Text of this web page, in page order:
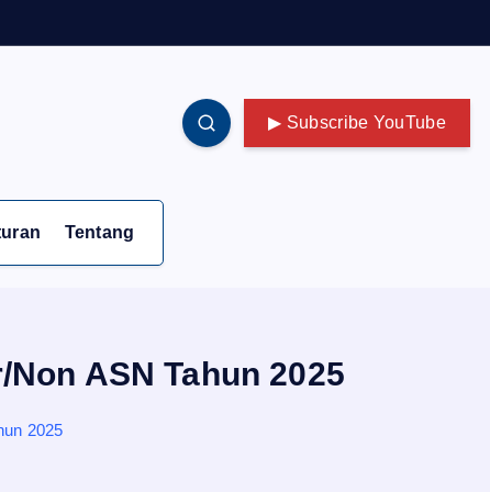
▶ Subscribe YouTube
Tentang
ASN Tahun 2025
2025